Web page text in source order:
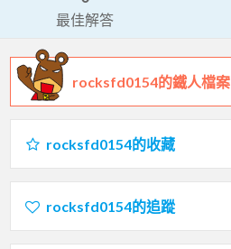
最佳解答
rocksfd0154的鐵人檔案
rocksfd0154的收藏
rocksfd0154的追蹤